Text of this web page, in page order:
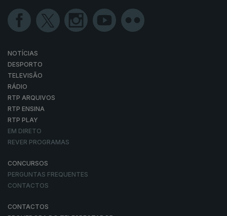
NOTÍCIAS
DESPORTO
TELEVISÃO
RÁDIO
RTP ARQUIVOS
RTP ENSINA
RTP PLAY
EM DIRETO
REVER PROGRAMAS
CONCURSOS
PERGUNTAS FREQUENTES
CONTACTOS
CONTACTOS